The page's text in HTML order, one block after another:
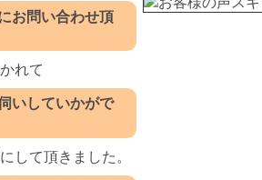
お問い合わせ頂
れて
いしていかがで
して頂きました。